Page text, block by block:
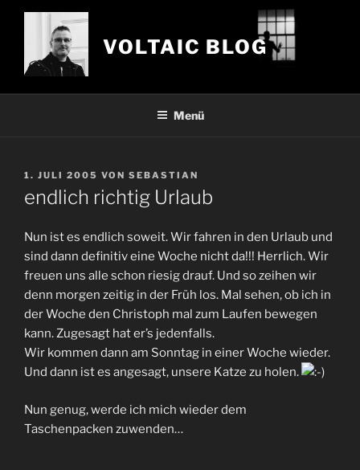
Zum
VOLTAIC BLOG
Menü
VERÖFFENTLICHT
1. JULI 2005 VON SEBASTIAN
endlich richtig Urlaub
Nun ist es endlich soweit. Wir fahren in den Urlaub und
sind dann definitiv eine Woche nicht da!!! Herrlich. Wir
freuen uns alle schon riesig drauf. Und so zeihen wir
denn morgen zeitig in der Früh los. Mal sehen, ob ich in
der Woche den Christoph mal zum Laufen bewegen
kann. Zugesagt hat er’s jedenfalls.
Wir kommen dann am Sonntag in einer Woche wieder.
Und dann ist es angesagt, unsere Katze zu holen.
Nun genug, werde ich mich wieder dem
Taschenpacken zuwenden…